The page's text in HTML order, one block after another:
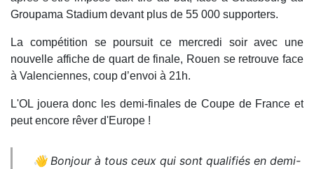
Groupama Stadium devant plus de 55 000 supporters.
La compétition se poursuit ce mercredi soir avec une
nouvelle affiche de quart de finale, Rouen se retrouve face
à Valenciennes, coup d’envoi à 21h.
L'OL jouera donc les demi-finales de Coupe de France et
peut encore rêver d'Europe !
👋 Bonjour à tous ceux qui sont qualifiés en demi-